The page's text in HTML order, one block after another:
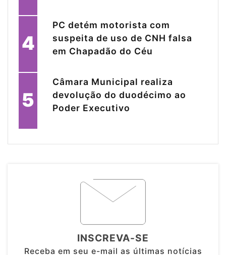
4
PC detém motorista com
suspeita de uso de CNH falsa
em Chapadão do Céu
5
Câmara Municipal realiza
devolução do duodécimo ao
Poder Executivo
INSCREVA-SE
Receba em seu e-mail as últimas notícias